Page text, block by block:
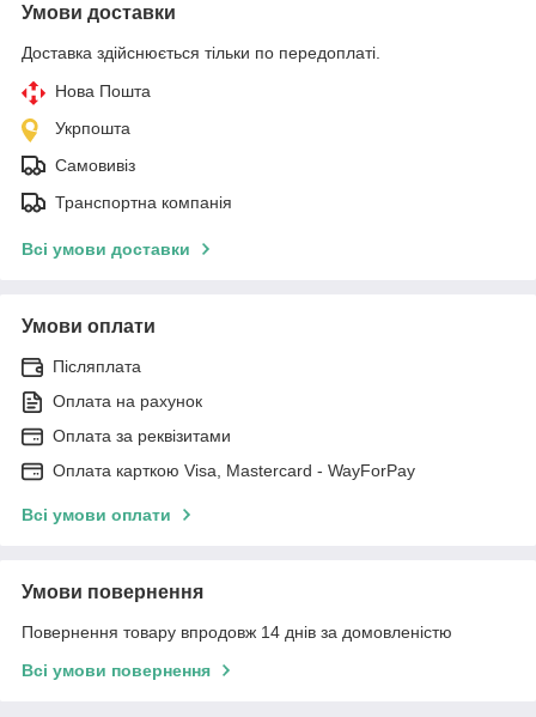
Умови доставки
Доставка здійснюється тільки по передоплаті.
Нова Пошта
Укрпошта
Самовивіз
Транспортна компанія
Всі умови доставки
Умови оплати
Післяплата
Оплата на рахунок
Оплата за реквізитами
Оплата карткою Visa, Mastercard - WayForPay
Всі умови оплати
Умови повернення
Повернення товару впродовж 14 днів за домовленістю
Всі умови повернення